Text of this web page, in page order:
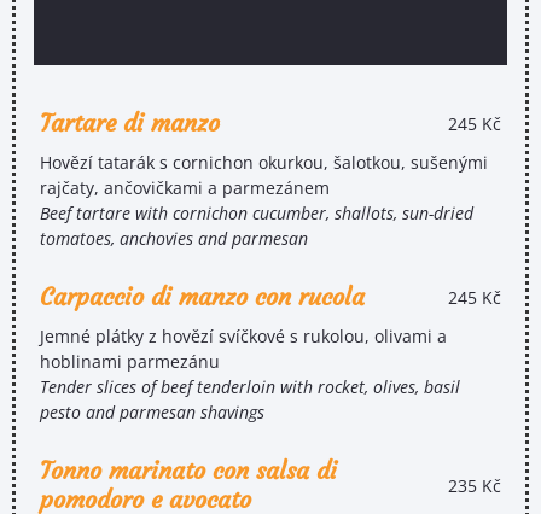
Tartare di manzo
245 Kč
Hovězí tatarák s cornichon okurkou, šalotkou, sušenými
rajčaty, ančovičkami a parmezánem
Beef tartare with cornichon cucumber, shallots, sun-dried
tomatoes, anchovies and parmesan
Carpaccio di manzo con rucola
245 Kč
Jemné plátky z hovězí svíčkové s rukolou, olivami a
hoblinami parmezánu
Tender slices of beef tenderloin with rocket, olives, basil
pesto and parmesan shavings
Tonno marinato con salsa di
pomodoro e avocato
235 Kč